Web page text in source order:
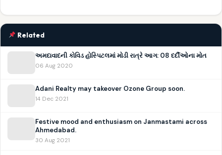
Related
અમદાવાદની કોવિડ હોસ્પિટલમાં મોડી રાત્રે આગ: 08 દર્દીઓના મોત
06 Aug 2020
Adani Realty may takeover Ozone Group soon.
14 Dec 2021
Festive mood and enthusiasm on Janmastami across
Ahmedabad.
30 Aug 2021